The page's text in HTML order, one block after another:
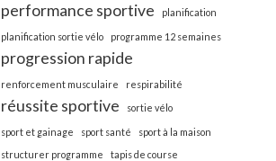
performance sportive planification
planification sortie vélo programme 12 semaines
progression rapide
renforcement musculaire respirabilité
réussite sportive sortie vélo
sport et gainage sport santé
sport à la maison
structurer programme
tapis de course